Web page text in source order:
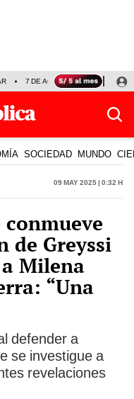
7 DE AGOSTO OLLANTA
SOCIEDAD MUNDO
09 May 2025 | 0:32 h
de Greyssi
Milena
“Una
defender a
se investigue a
revelaciones